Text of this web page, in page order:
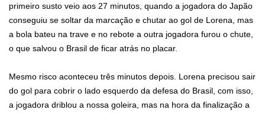
primeiro susto veio aos 27 minutos, quando a jogadora do Japão
conseguiu se soltar da marcação e chutar ao gol de Lorena, mas
a bola bateu na trave e no rebote a outra jogadora furou o chute,
o que salvou o Brasil de ficar atrás no placar.
Mesmo risco aconteceu três minutos depois. Lorena precisou sair
do gol para cobrir o lado esquerdo da defesa do Brasil, com isso,
a jogadora driblou a nossa goleira, mas na hora da finalização a